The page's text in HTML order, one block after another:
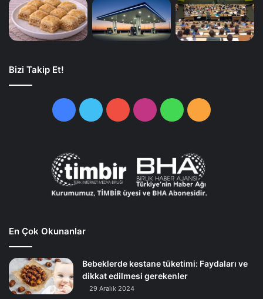
Bizi Takip Et!
FacebookTwitterYouTubeInstagramWhatsApp
RSS
En Çok Okunanlar
Bebeklerde kestane tüketimi: Faydaları ve
dikkat edilmesi gerekenler
29 Aralık 2024